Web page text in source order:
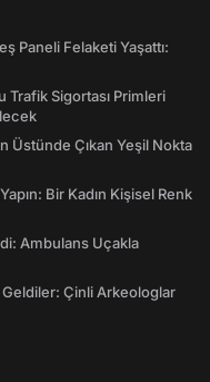
Paneli Felaketi Yaşattı:
Sigortası Primleri
Üstünde Çıkan Yeşil Nokta
Bir Kadın Kişisel Renk
Ambulans Uçakla
Geldiler: Çinli Arkeologlar